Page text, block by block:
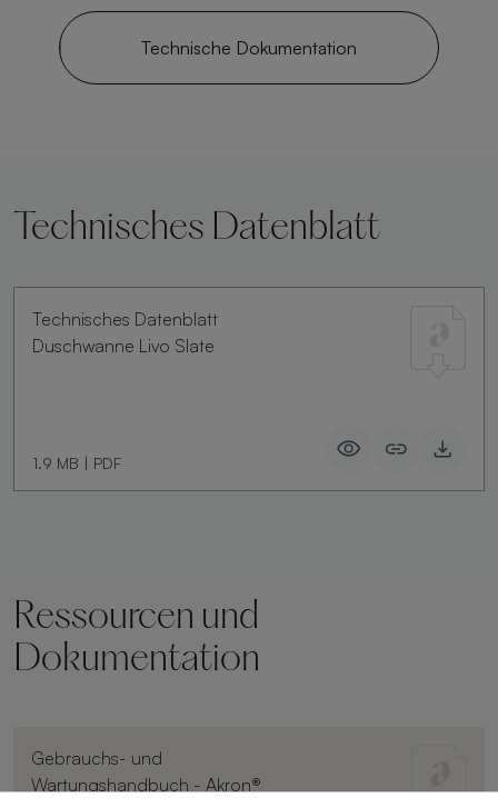
Technische Dokumentation
Technisches Datenblatt
Technisches Datenblatt
Duschwanne Livo Slate
1.9 MB | PDF
Ressourcen und
Dokumentation
Gebrauchs- und
Wartungshandbuch - Akron®